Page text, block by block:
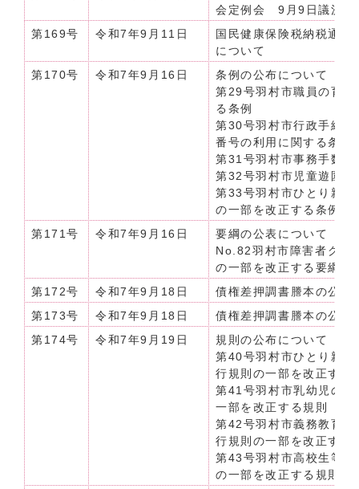
会定例会 9月9日議決分
第169号
令和7年9月11日
国民健康保険税納税通
について
第170号
令和7年9月16日
条例の公布について（
第29号羽村市職員の育
る条例
第30号羽村市行政手続
番号の利用に関する条例
第31号羽村市事務手数
第32号羽村市児童遊園
第33号羽村市ひとり親
の一部を改正する条例
第171号
令和7年9月16日
要綱の公表について（
No.82羽村市障害者グル
の一部を改正する要綱
第172号
令和7年9月18日
債権差押調書謄本の公
第173号
令和7年9月18日
債権差押調書謄本の公
第174号
令和7年9月19日
規則の公布について（
第40号羽村市ひとり親
行規則の一部を改正する
第41号羽村市乳幼児の
一部を改正する規則
第42号羽村市義務教育
行規則の一部を改正する
第43号羽村市高校生等
の一部を改正する規則